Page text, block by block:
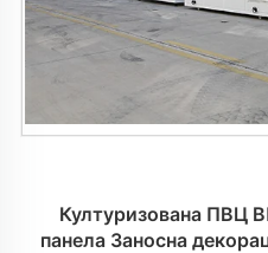
Културизована ПВЦ
панела Заносна